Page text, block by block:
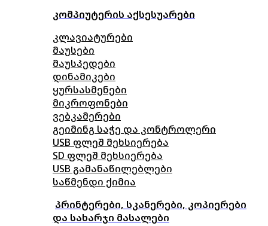
კომპიუტერის აქსესუარები
კლავიატურები
მაუსები
მაუსპედები
დინამიკები
ყურსასმენები
მიკროფონები
ვებკამერები
გეიმინგ საჭე და კონტროლერი
USB ფლეშ მეხსიერება
SD ფლეშ მეხსიერება
USB გამანაწილებლები
საწმენდი ქიმია
პრინტერები, სკანერები, კოპიერები
და სახარჯი მასალები